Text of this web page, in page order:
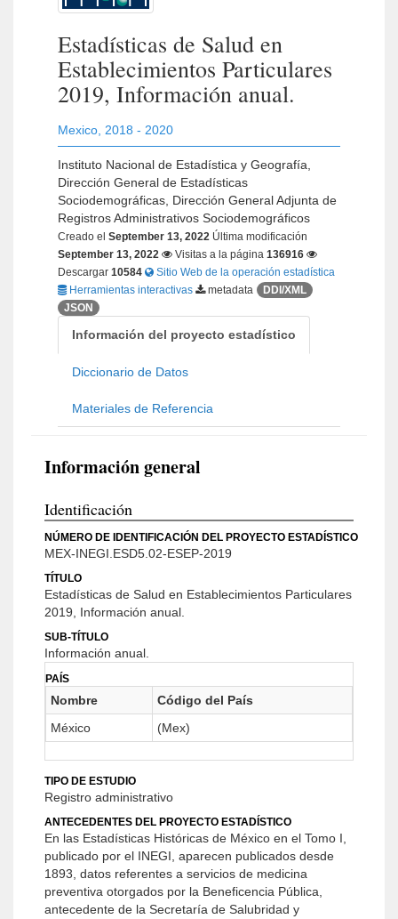
Estadísticas de Salud en
Establecimientos Particulares
2019, Información anual.
Mexico 2018 - 2020
Instituto Nacional de Estadística y Geografía,
Dirección General de Estadísticas
Sociodemográficas, Dirección General Adjunta de
Registros Administrativos Sociodemográficos
Creado el September 13, 2022 Última modificación
September 13, 2022
Visitas a la página 136916
Descargar 10584
Sitio Web de la operación estadística
Herramientas interactivas
metadata
DDI/XML
JSON
Información del proyecto estadístico
Diccionario de Datos
Materiales de Referencia
Información general
Identificación
NÚMERO DE IDENTIFICACIÓN DEL PROYECTO ESTADÍSTICO
MEX-INEGI.ESD5.02-ESEP-2019
TÍTULO
Estadísticas de Salud en Establecimientos Particulares
2019, Información anual.
SUB-TÍTULO
Información anual.
PAÍS
Nombre
Código del País
México
(Mex)
TIPO DE ESTUDIO
Registro administrativo
ANTECEDENTES DEL PROYECTO ESTADÍSTICO
En las Estadísticas Históricas de México en el Tomo I,
publicado por el INEGI, aparecen publicados desde
1893, datos referentes a servicios de medicina
preventiva otorgados por la Beneficencia Pública,
antecedente de la Secretaría de Salubridad y